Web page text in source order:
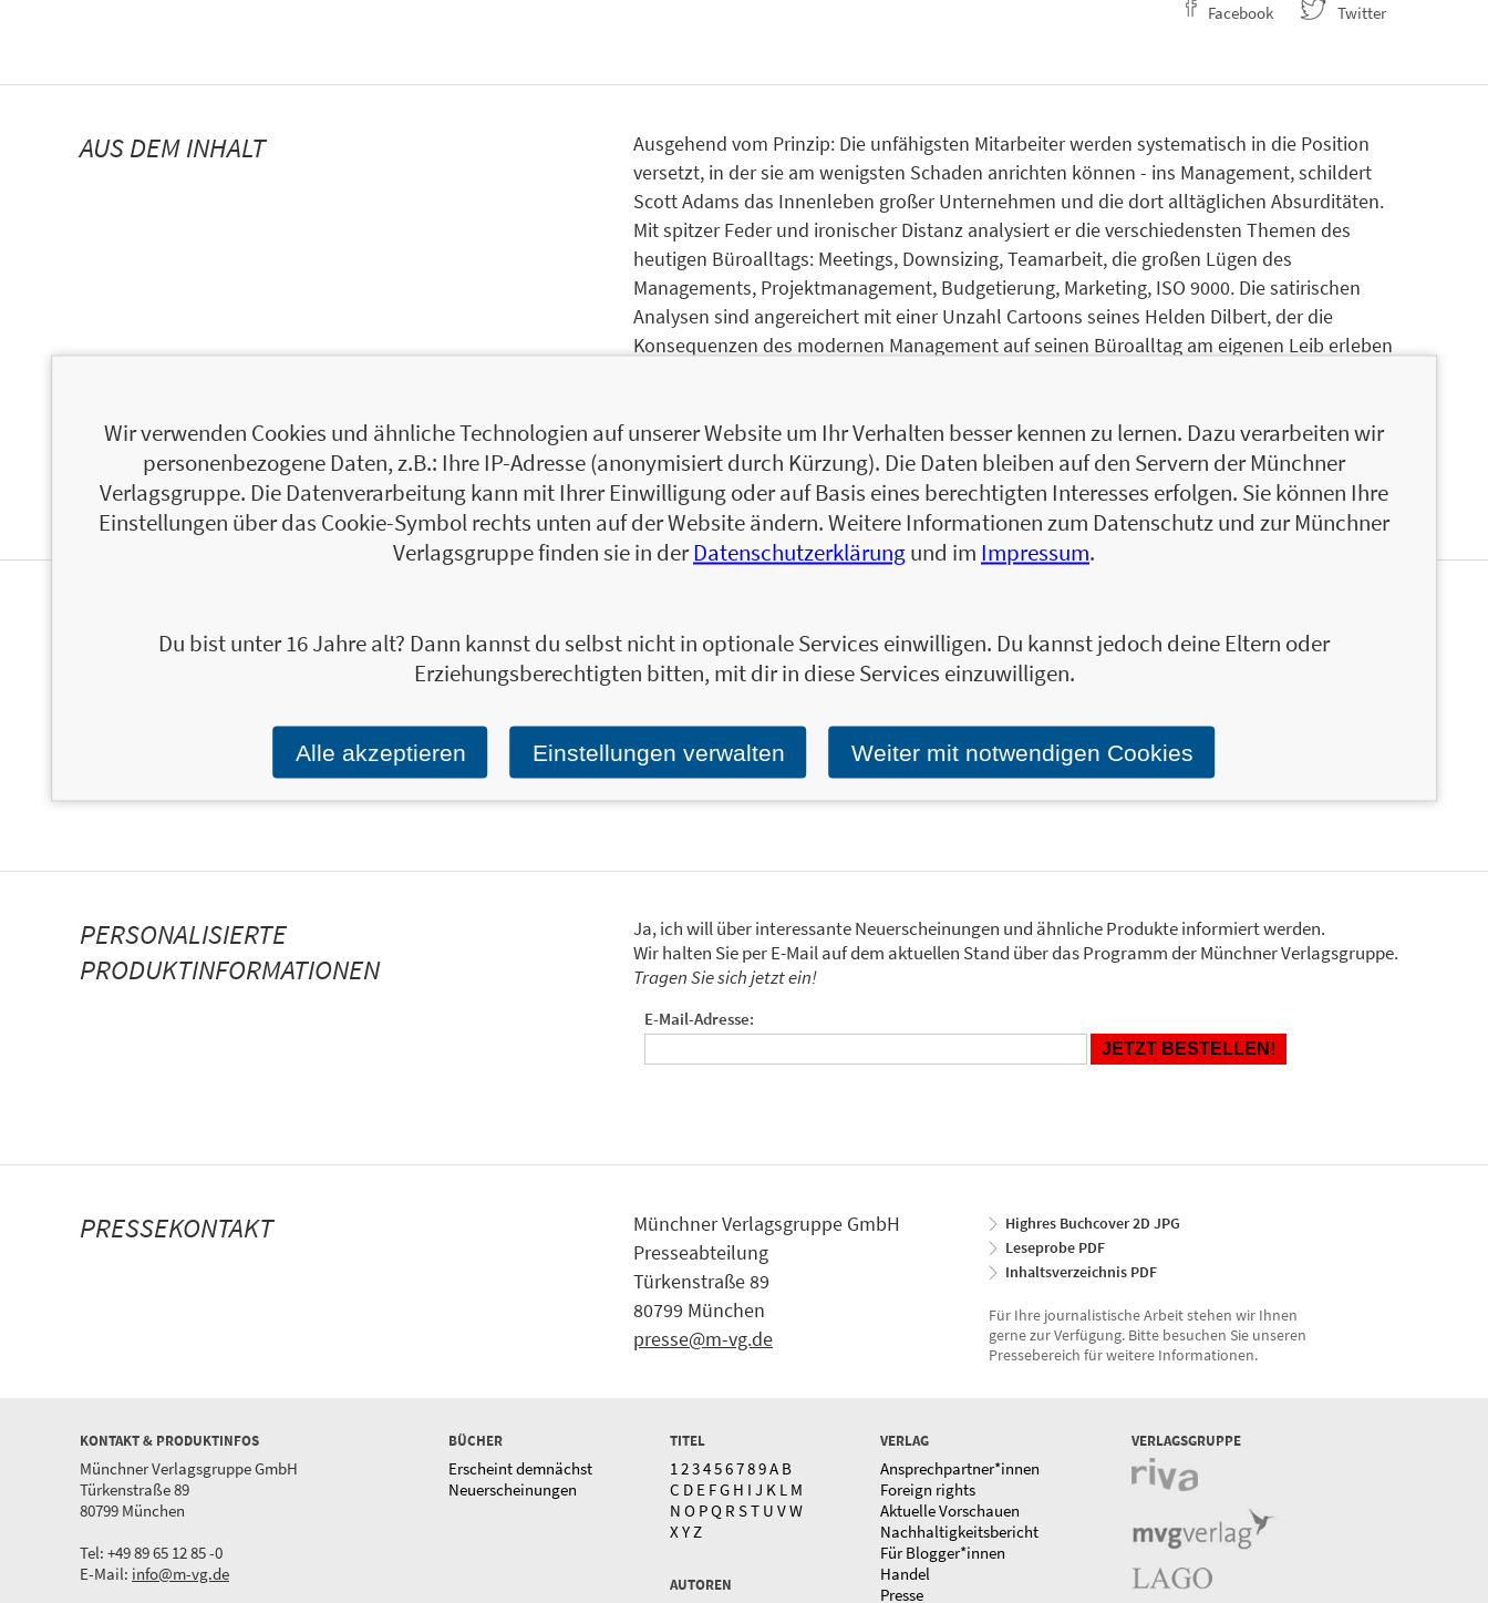
Facebook Twitter
AUS DEM INHALT
Ausgehend vom Prinzip: Die unfähigsten Mitarbeiter werden systematisch in die Position
versetzt, in der sie am wenigsten Schaden anrichten können - ins Management, schildert
Scott Adams das Innenleben großer Unternehmen und die dort alltäglichen Absurditäten.
Mit spitzer Feder und ironischer Distanz analysiert er die verschiedensten Themen des
heutigen Büroalltags: Meetings, Downsizing, Teamarbeit, die großen Lügen des
Managements, Projektmanagement, Budgetierung, Marketing, ISO 9000. Die satirischen
Analysen sind angereichert mit einer Unzahl Cartoons seines Helden Dilbert, der die
Konsequenzen des modernen Management auf seinen Büroalltag am eigenen Leib erleben
unterhaltsames Spiegelbild der nackten Wirklichkeit in den Unternehmen.
Zur Leseprobe
Zum Inhaltsverzeichnis
17 Jahren Arbeitsleben voller Bürokratie und lächerlicher Rituale in typischen
Großraumbüros. Inzwischen widmet er sich ausschließlich seiner zweiten Karriere als Autor
Komet einschlägt / Dilbert und die Stunde des Wiesels / Das Dilbert-Prinzip
Zum Profil von Scott Adams
PERSONALISIERTE
PRODUKTINFORMATIONEN
Ja, ich will über interessante Neuerscheinungen und ähnliche Produkte informiert werden.
Wir halten Sie per E-Mail auf dem aktuellen Stand über das Programm der Münchner Verlagsgruppe.
Tragen Sie sich jetzt ein!
E-Mail-Adresse:
PRESSEKONTAKT
Münchner Verlagsgruppe GmbH
Presseabteilung
Türkenstraße 89
80799 München
presse@m-vg.de
Highres Buchcover 2D JPG
Leseprobe PDF
Inhaltsverzeichnis PDF
Für Ihre journalistische Arbeit stehen wir Ihnen
gerne zur Verfügung. Bitte besuchen Sie unseren
Pressebereich für weitere Informationen.
KONTAKT & PRODUKTINFOS
Münchner Verlagsgruppe GmbH
Türkenstraße 89
80799 München
Tel: +49 89 65 12 85 -0
E-Mail: info@m-vg.de
BÜCHER
Erscheint demnächst
Neuerscheinungen
TITEL
1 23456789A B
C D E FG H I J K L M
N O PQ R ST U VW
X Y Z
AUTOREN
VERLAG
Ansprechpartner*innen
Foreign rights
Aktuelle Vorschauen
Nachhaltigkeitsbericht
Für Blogger*innen
Handel
Presse
VERLAGSGRUPPE
Wir verwenden Cookies und ähnliche Technologien auf unserer Website um Ihr Verhalten besser kennen zu lernen. Dazu verarbeiten wir
personenbezogene Daten, z.B.: Ihre IP-Adresse (anonymisiert durch Kürzung). Die Daten bleiben auf den Servern der Münchner
Verlagsgruppe. Die Datenverarbeitung kann mit Ihrer Einwilligung oder auf Basis eines berechtigten Interesses erfolgen. Sie können Ihre
Einstellungen über das Cookie-Symbol rechts unten auf der Website ändern. Weitere Informationen zum Datenschutz und zur Münchner
Verlagsgruppe finden sie in derDatenschutzerklärungund im Impressum.
Du bist unter 16 Jahre alt? Dann kannst du selbst nicht in optionale Services einwilligen. Du kannst jedoch deine Eltern oder
Erziehungsberechtigten bitten, mit dir in diese Services einzuwilligen.
Alle akzeptieren Einstellungen verwalten Weiter mit notwendigen Cookies